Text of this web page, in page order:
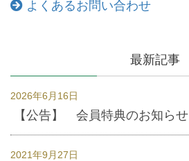
よくあるお問い合わせ
最新記事
2026年6月16日
【公告】 会員特典のお知らせ
2021年9月27日